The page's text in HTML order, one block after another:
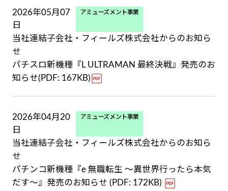
2026年05月07
日
アミューズメント事業
当社連結子会社・フィールズ株式会社からのお知ら
せ
パチスロ新機種『L ULTRAMAN 最終決戦』発売のお
知らせ(PDF: 167KB)
2026年04月20
日
アミューズメント事業
当社連結子会社・フィールズ株式会社からのお知ら
せ
パチンコ新機種『e 無職転生 ～異世界行ったら本気
だす～』発売のお知らせ (PDF: 172KB)